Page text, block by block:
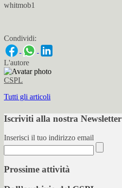
whitmob1
Condividi:
L'autore
CSPL
Tutti gli articoli
Iscriviti alla nostra Newsletter
Inserisci il tuo indirizzo email
Prossime attività